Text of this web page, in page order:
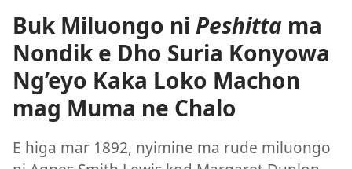
Buk Miluongo ni Peshitta ma
Nondik e Dho Suria Konyowa
Ng’eyo Kaka Loko Machon
mag Muma ne Chalo
E higa mar 1892, nyimine ma rude miluongo